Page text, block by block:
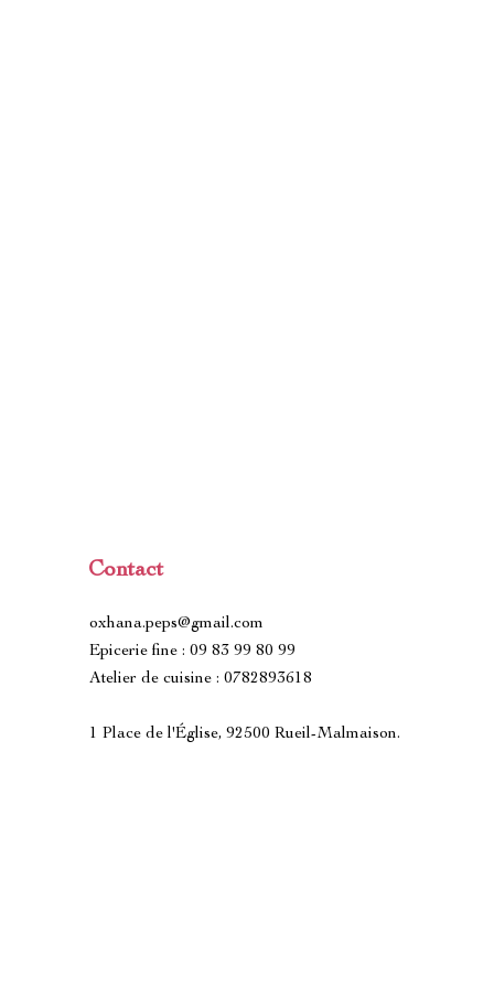
Contact
oxhana.peps@gmail.com
Epicerie fine : 09 83 99 80 99
Atelier de cuisine : 0782893618
1 Place de l'Église, 92500 Rueil-Malmaison.